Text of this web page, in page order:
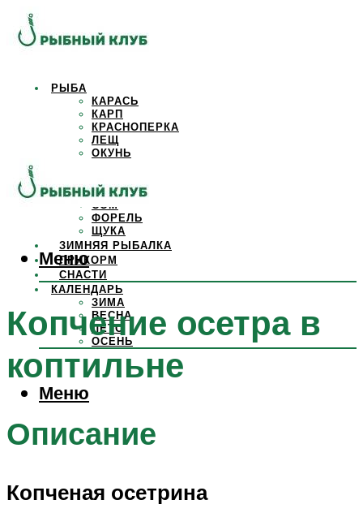
РЫБА
КАРАСЬ
КАРП
КРАСНОПЕРКА
ЛЕЩ
ОКУНЬ
САЗАН
СОМ
ФОРЕЛЬ
ЩУКА
ЗИМНЯЯ РЫБАЛКА
ПРИКОРМ
СНАСТИ
КАЛЕНДАРЬ
ЗИМА
ВЕСНА
ЛЕТО
ОСЕНЬ
Меню
Меню
Копчение осетра в
коптильне
Описание
Копченая осетрина